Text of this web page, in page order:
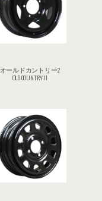
オールドカントリー2
OLD COUNTRY II